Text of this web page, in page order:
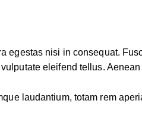
egestas nisi in consequat.
eleifend tellus.
laudantium, totam rem